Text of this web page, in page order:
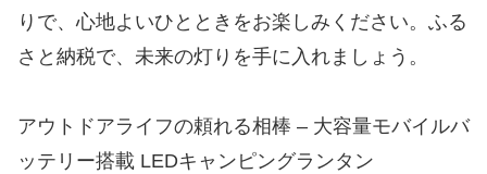
りで、心地よいひとときをお楽しみください。ふる
さと納税で、未来の灯りを手に入れましょう。
アウトドアライフの頼れる相棒 – 大容量モバイルバ
ッテリー搭載 LEDキャンピングランタン